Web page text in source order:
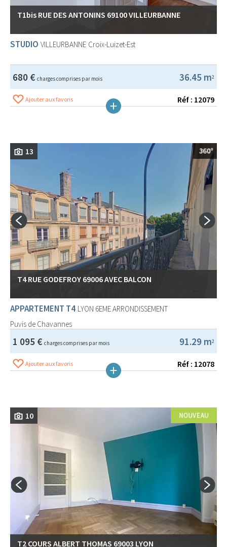
T1bis RUE DES ANTONINS 69100 VILLEURBANNE
STUDIO VILLEURBANNE Croix-Luizet-Est
36.45 m2
680 € charges comprises par mois
Ajouter aux favoris Réf : 12079
13
T4 RUE GODEFROY 69006 AVEC BALCON
APPARTEMENT T4 LYON 6EME ARRONDISSEMENT
Puvis de Chavannes
91.29 m2
1 095 € charges comprises par mois
Ajouter aux favoris Réf : 12078
10
T2 COURS ALBERT THOMAS 69003 LYON